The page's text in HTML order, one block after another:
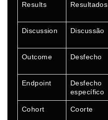
Results Resultados
Discussion Discussão
Outcome Desfecho
Endpoint
Desfecho
específico
Cohort Coorte